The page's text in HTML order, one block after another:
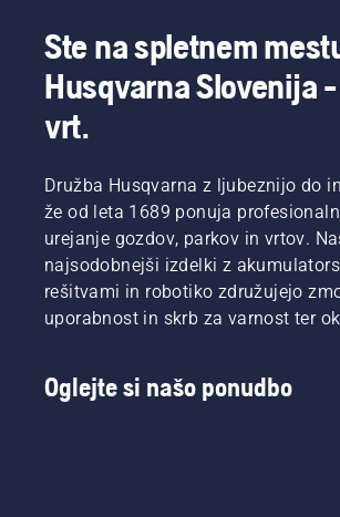
Ste na spletnem
Husqvarna Slovenija
vrt.
Družba Husqvarna z ljubeznijo do
že od leta 1689 ponuja
urejanje gozdov, parkov in vrtov.
najsodobnejši izdelki z
rešitvami in robotiko združujejo
uporabnost in skrb za varnost ter
Oglejte si našo ponudbo